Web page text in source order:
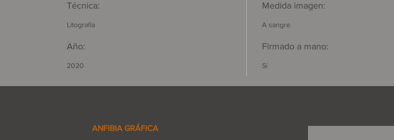
Técnica:
Litografía
Medida imagen:
A sangre
Año:
2020
Firmado a mano:
Sí
ANFIBIA GRÁFICA